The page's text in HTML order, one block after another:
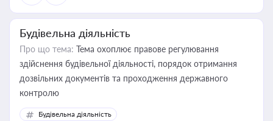
Будівельна діяльність
Про що тема: Тема охоплює правове регулювання
здійснення будівельної діяльності, порядок отримання
дозвільних документів та проходження державного
контролю
Будівельна діяльність